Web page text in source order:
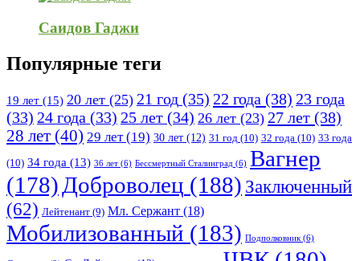
Саидов Гаджи
Популярные теги
19 лет (15) 20 лет (25) 21 год (35) 22 года (38) 23 года
(33) 24 года (33) 25 лет (34) 26 лет (23) 27 лет (38)
28 лет (40) 29 лет(19) 30 лет (12) 31 год (10) 32 года (10) 33 года
(10) 34 года (13) 36 лет (6) Бессмертный Сталинград (6) Вагнер
(178)Доброволец (188) Заключенный
(62) Лейтенант (9) Мл. Сержант (18)
Мобилизованный (183) Подполковник(6)